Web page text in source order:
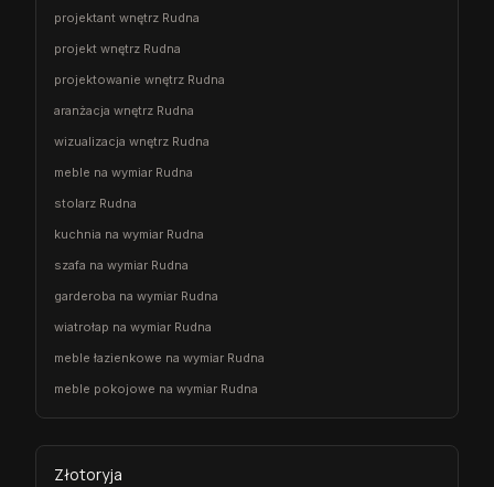
projektant wnętrz Rudna
projekt wnętrz Rudna
projektowanie wnętrz Rudna
aranżacja wnętrz Rudna
wizualizacja wnętrz Rudna
meble na wymiar Rudna
stolarz Rudna
kuchnia na wymiar Rudna
szafa na wymiar Rudna
garderoba na wymiar Rudna
wiatrołap na wymiar Rudna
meble łazienkowe na wymiar Rudna
meble pokojowe na wymiar Rudna
Złotoryja